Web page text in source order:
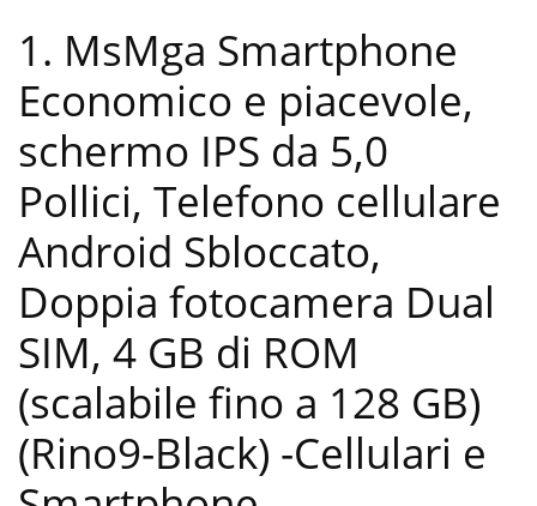
1. MsMga Smartphone
Economico e piacevole,
schermo IPS da 5,0
Pollici, Telefono cellulare
Android Sbloccato,
Doppia fotocamera Dual
SIM, 4 GB di ROM
(scalabile fino a 128 GB)
(Rino9-Black) -Cellulari e